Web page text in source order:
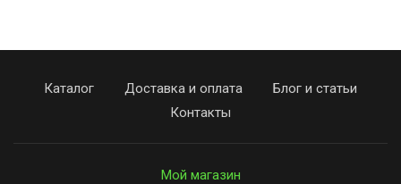
Каталог Доставка и оплата
Блог и статьи
Контакты
Мой магазин